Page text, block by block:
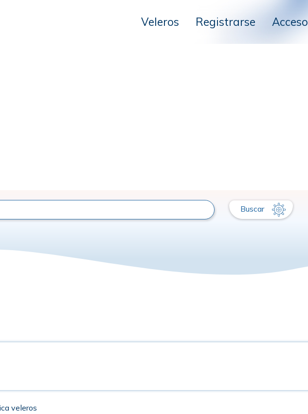
Veleros Registrarse Acceso
Buscar
veleros